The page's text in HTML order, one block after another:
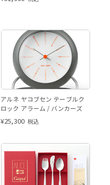
アルネ ヤコブセン テーブルク
ロック アラーム / バンカーズ
¥25,300 税込